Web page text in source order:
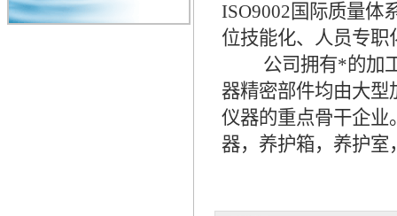
ISO9002国际质量体
位技能化、人员专
公司拥有*的加工
器精密部件均由大型
仪器的重点骨干企业
器，养护箱，养护